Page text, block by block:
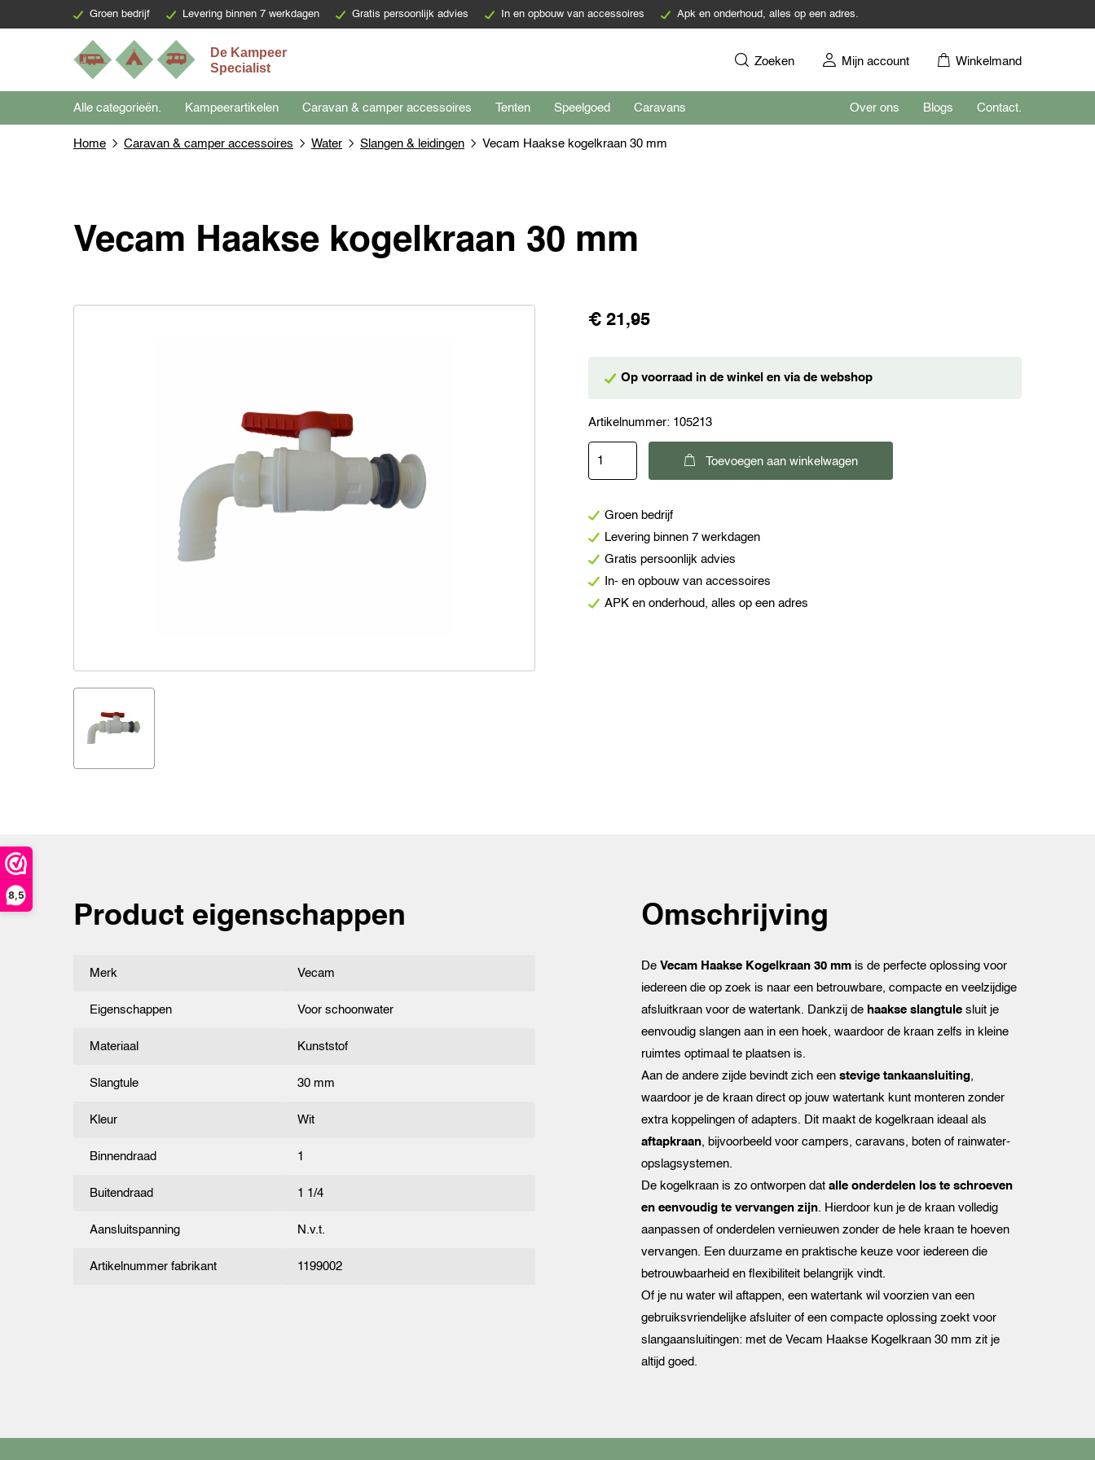
8,5
Groen bedrijf Levering binnen 7 werkdagen Gratis persoonlijk advies In en opbouw van accessoires Apk en onderhoud, alles op een adres.
Zoeken Mijn account Winkelmand
Alle categorieën. Kampeerartikelen Caravan & camper accessoires Tenten Speelgoed Caravans Over ons Blogs Contact.
Home Caravan & camper accessoires Water Slangen & leidingen Vecam Haakse kogelkraan 30 mm
Vecam Haakse kogelkraan 30 mm
€ 21,95
Op voorraad in de winkel en via de webshop
Artikelnummer: 105213
30
mm
aantal
Toevoegen aan winkelwagen
Groen bedrijf
Levering binnen 7 werkdagen
Gratis persoonlijk advies
In- en opbouw van accessoires
APK en onderhoud, alles op een adres
Product eigenschappen
Merk Vecam
Eigenschappen Voor schoonwater
Materiaal Kunststof
Slangtule 30 mm
Kleur Wit
Binnendraad 1
Buitendraad 1 1/4
Aansluitspanning N.v.t.
Artikelnummer fabrikant 1199002
Omschrijving
De Vecam Haakse Kogelkraan 30 mmis de perfecte oplossing voor
iedereen die op zoek is naar een betrouwbare, compacte en veelzijdige
afsluitkraan voor de watertank. Dankzij de haakse slangtulesluit je
eenvoudig slangen aan in een hoek, waardoor de kraan zelfs in kleine
ruimtes optimaal te plaatsen is.
Aan de andere zijde bevindt zich een stevige tankaansluiting,
waardoor je de kraan direct op jouw watertank kunt monteren zonder
extra koppelingen of adapters. Dit maakt de kogelkraan ideaal als
aftapkraan, bijvoorbeeld voor campers, caravans, boten of rainwater-
opslagsystemen.
De kogelkraan is zo ontworpen dat alle onderdelen los te schroeven
en eenvoudig te vervangen zijn. Hierdoor kun je de kraan volledig
aanpassen of onderdelen vernieuwen zonder de hele kraan te hoeven
vervangen. Een duurzame en praktische keuze voor iedereen die
betrouwbaarheid en flexibiliteit belangrijk vindt.
Of je nu water wil aftappen, een watertank wil voorzien van een
gebruiksvriendelijke afsluiter of een compacte oplossing zoekt voor
slangaansluitingen: met de Vecam Haakse Kogelkraan 30 mm zit je
altijd goed.